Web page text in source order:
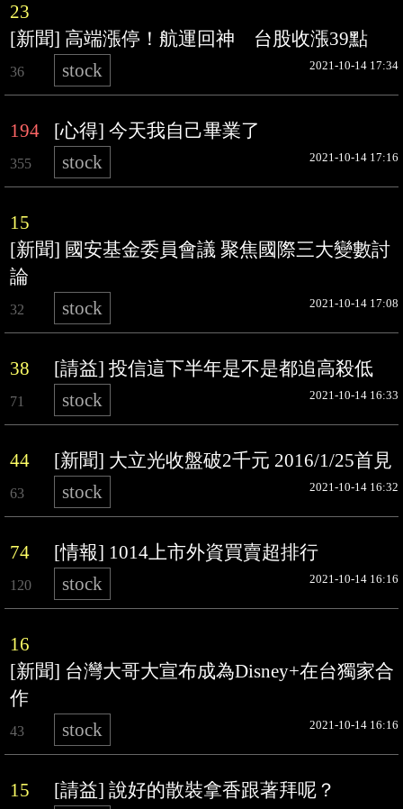
23
[新聞] 高端漲停！航運回神 台股收漲39點
36 stock 2021-10-14 17:34
194 [心得] 今天我自己畢業了
355 stock 2021-10-14 17:16
15
[新聞] 國安基金委員會議 聚焦國際三大變數討
論
32 stock 2021-10-14 17:08
38 [請益] 投信這下半年是不是都追高殺低
71 stock 2021-10-14 16:33
44 [新聞] 大立光收盤破2千元 2016/1/25首見
63 stock 2021-10-14 16:32
74 [情報] 1014上市外資買賣超排行
120 stock 2021-10-14 16:16
16
[新聞] 台灣大哥大宣布成為Disney+在台獨家合
作
43 stock 2021-10-14 16:16
15 [請益] 說好的散裝拿香跟著拜呢？